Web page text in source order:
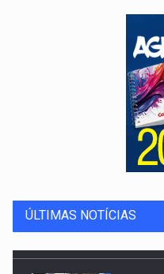
ÚLTIMAS NOTÍCIAS